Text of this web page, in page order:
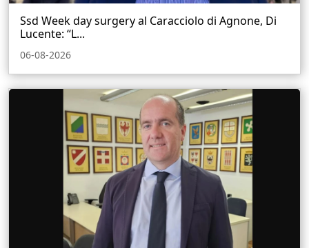
Ssd Week day surgery al Caracciolo di Agnone, Di
Lucente: “L...
06-08-2026